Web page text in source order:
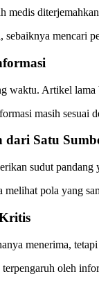
medis
mencari
waktu. Artikel
masih sesuai
dari Satu
sudut
pola yang
menerima,
oleh